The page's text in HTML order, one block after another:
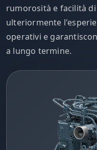
rumorosità e facilità
ulteriormente
operativi e
a lungo termine.